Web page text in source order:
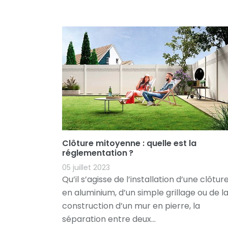
Clôture mitoyenne : quelle est la
réglementation ?
05 juillet 2023
Qu’il s’agisse de l’installation d’une
en aluminium, d’un simple grillage ou de la
construction d’un mur en pierre, la
séparation entre deux...